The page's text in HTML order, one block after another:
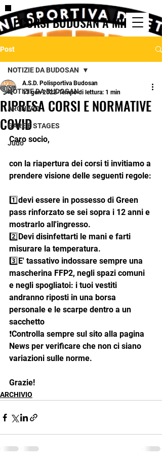
I CORSI BUDOSAN A MILANO
Post
NOTIZIE DA BUDOSAN
ARCHIVIO
GARE E STAGES
Judo
NOTIZIE DA BUDOSAN
RIPRESA CORSI E NORMATIVE
COVID
A.S.D. Polisportiva Budosan
11 gen 2022 Tempo di lettura: 1 min
Caro socio,
con la riapertura dei corsi ti invitiamo a
prendere visione delle seguenti regole:
1️⃣devi essere in possesso di Green
pass rinforzato se sei sopra i 12 anni e
mostrarlo all'ingresso.
2️⃣Devi disinfettarti le mani e farti
misurare la temperatura.
3️⃣E' tassativo indossare sempre una
mascherina FFP2, negli spazi comuni
e negli spogliatoi: i tuoi vestiti
andranno riposti in una borsa
personale e le scarpe dentro a un
sacchetto
❗Controlla sempre sul sito alla pagina
News per verificare che non ci siano
variazioni sulle norme.
Grazie!
ARCHIVIO